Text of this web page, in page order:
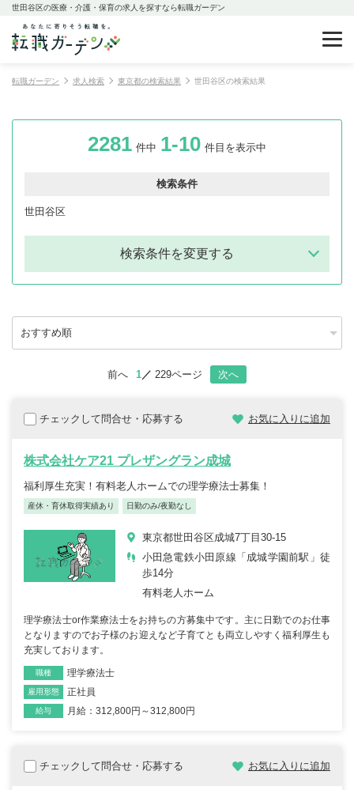
世田谷区の医療・介護・保育の求人を探すなら転職ガーデン
転職ガーデン 求人検索 東京都の検索結果 世田谷区の検索結果
2281 件中 1-10 件目を表示中
検索条件
世田谷区
検索条件を変更する
前へ 1 229ページ 次へ
チェックして問合せ・応募する お気に入りに追加
株式会社ケア21 プレザングラン成城
福利厚生充実！有料老人ホームでの理学療法士募集！
産休・育休取得実績あり 日勤のみ/夜勤なし
東京都世田谷区成城7丁目30-15
小田急電鉄小田原線「成城学園前駅」徒
歩14分
有料老人ホーム
理学療法士or作業療法士をお持ちの方募集中です。主に日勤でのお仕事
となりますのでお子様のお迎えなど子育てとも両立しやすく福利厚生も
充実しております。
職種 理学療法士
雇用形態 正社員
給与 月給：312,800円～312,800円
チェックして問合せ・応募する お気に入りに追加